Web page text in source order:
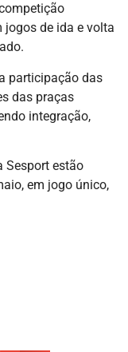
de ida e volta
participação das
das praças
integração,
Sesport estão
em jogo único,